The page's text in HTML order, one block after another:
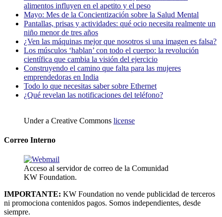
alimentos influyen en el apetito y el peso
Mayo: Mes de la Concientización sobre la Salud Mental
Pantallas, prisas y actividades: qué ocio necesita realmente un
niño menor de tres años
¿Ven las máquinas mejor que nosotros si una imagen es falsa?
Los músculos ‘hablan’ con todo el cuerpo: la revolución
científica que cambia la visión del ejercicio
Construyendo el camino que falta para las mujeres
emprendedoras en India
Todo lo que necesitas saber sobre Ethernet
¿Qué revelan las notificaciones del teléfono?
Under a Creative Commons license
Correo Interno
Acceso al servidor de correo de la Comunidad
KW Foundation.
IMPORTANTE: KW Foundation no vende publicidad de terceros
ni promociona contenidos pagos. Somos independientes, desde
siempre.